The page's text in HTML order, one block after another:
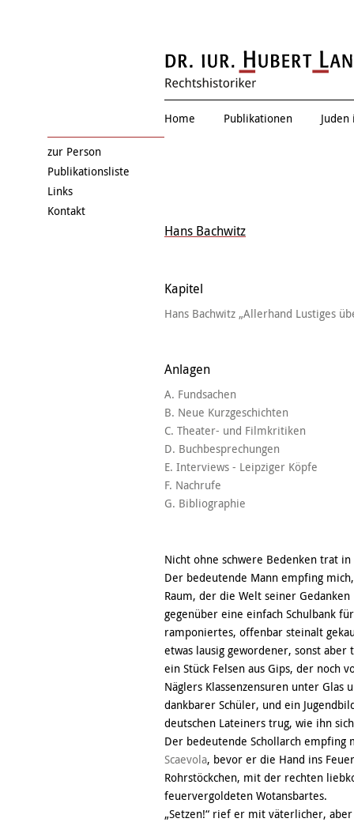
Zwischen allen
Home Publikationen
Hans Bachwitz
Kapitel
Hans Bachwitz „Allerhand Lustiges
Anlagen
A. Fundsachen
B. Neue Kurzgeschichten
C. Theater- und Filmkritiken
D. Buchbesprechungen
E. Interviews - Leipziger Köpfe
F. Nachrufe
G. Bibliographie
Nicht ohne schwere Bedenken trat
Der bedeutende Mann empfing
Raum, der die Welt seiner
gegenüber eine einfach Schulbank
ramponiertes, offenbar steinalt
etwas lausig gewordener, sonst
ein Stück Felsen aus Gips, der noch
Näglers Klassenzensuren unter Glas
dankbarer Schüler, und ein
deutschen Lateiners trug, wie ihn
Der bedeutende Schollarch
Scaevola, bevor er die Hand ins
Rohrstöckchen, mit der rechten
feuervergoldeten Wotansbartes.
„Setzen!“ rief er mit väterlicher,
zur Person
Publikationsliste
Links
Kontakt